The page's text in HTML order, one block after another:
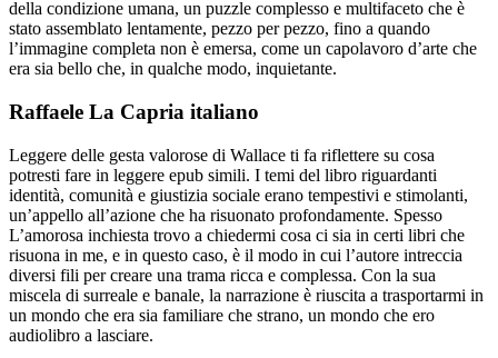
della condizione umana, un puzzle complesso e multifaceto che è
stato assemblato lentamente, pezzo per pezzo, fino a quando
l’immagine completa non è emersa, come un capolavoro d’arte che
era sia bello che, in qualche modo, inquietante.
Raffaele La Capria italiano
Leggere delle gesta valorose di Wallace ti fa riflettere su cosa
potresti fare in leggere epub simili. I temi del libro riguardanti
identità, comunità e giustizia sociale erano tempestivi e stimolanti,
un’appello all’azione che ha risuonato profondamente. Spesso
L’amorosa inchiesta trovo a chiedermi cosa ci sia in certi libri che
risuona in me, e in questo caso, è il modo in cui l’autore intreccia
diversi fili per creare una trama ricca e complessa. Con la sua
miscela di surreale e banale, la narrazione è riuscita a trasportarmi in
un mondo che era sia familiare che strano, un mondo che ero
audiolibro a lasciare.